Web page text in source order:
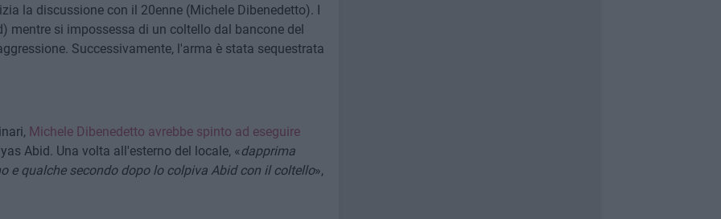
la discussione con il 20enne (Michele Dibenedetto). I
mentre si impossessa di un coltello dal bancone del
Successivamente, l'arma è stata sequestrata
Michele Dibenedetto avrebbe spinto ad eseguire
Abid. Una volta all'esterno del locale, «dapprima
e qualche secondo dopo lo colpiva Abid con il coltello»,